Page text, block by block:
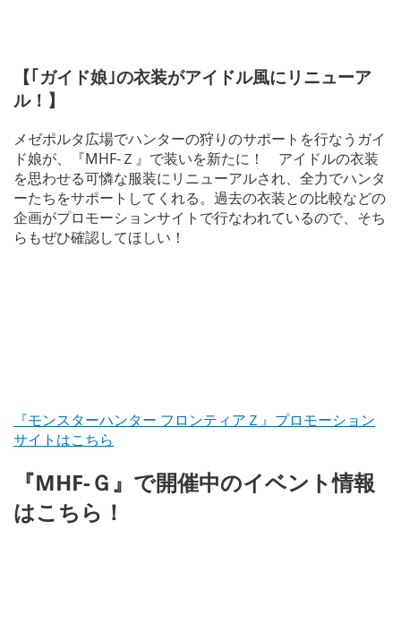
【｢ガイド娘｣の衣装がアイドル風にリニューア
ル！】
メゼポルタ広場でハンターの狩りのサポートを行なうガイ
ド娘が、『MHF-Ｚ』で装いを新たに！ アイドルの衣装
を思わせる可憐な服装にリニューアルされ、全力でハンタ
ーたちをサポートしてくれる。過去の衣装との比較などの
企画がプロモーションサイトで行なわれているので、そち
らもぜひ確認してほしい！
『モンスターハンター フロンティアＺ』プロモーション
サイトはこちら
『MHF-Ｇ』で開催中のイベント情報
はこちら！